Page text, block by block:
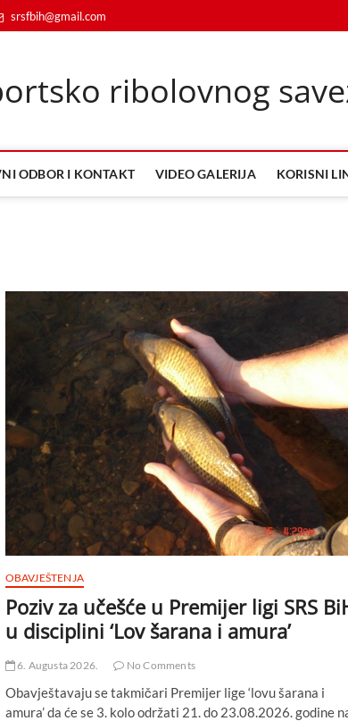
srsfbih@gmail.com
ribolovnog
ODBOR I KONTAKT VIDEO GALERIJA KORISNI
OBAVJEŠTENJA
Poziv za učešće u Premijer ligi SRS
u disciplini ‘Lov šarana i amura’
6. Augusta 2026. No Comments
Obavještavaju se takmičari Premijer lige ‘lovu šarana i
amura’ da će se 3. kolo održati 21. do 23.08.2026. godine